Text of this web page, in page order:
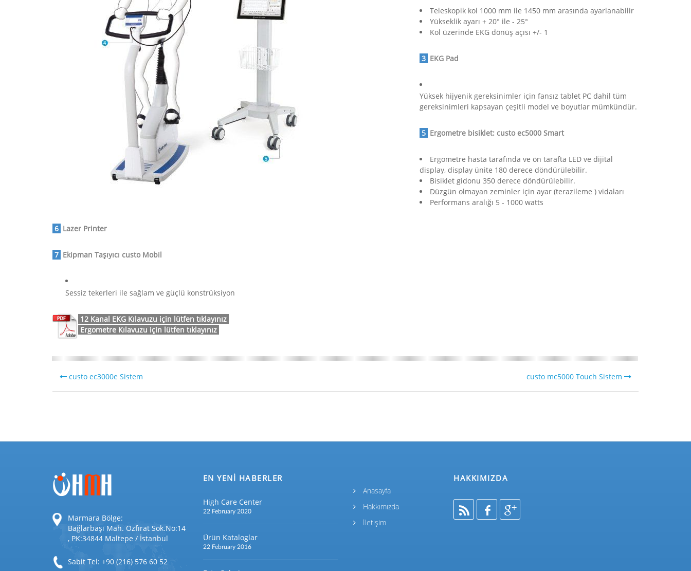
Teleskopik kol 1000 mm ile 1450 mm arasında ayarlanabilir
Yükseklik ayarı + 20° ile - 25°
Kol üzerinde EKG dönüş açısı +/- 1
3 EKG Pad
Yüksek hijyenik gereksinimler için fansız tablet PC dahil tüm
gereksinimleri kapsayan çeşitli model ve boyutlar mümkündür.
5 Ergometre bisiklet: custo ec5000 Smart
Ergometre hasta tarafında ve ön tarafta LED ve dijital
display, display ünite 180 derece döndürülebilir.
Bisiklet gidonu 350 derece döndürülebilir.
Düzgün olmayan zeminler için ayar (terazileme ) vidaları
​Performans aralığı 5 - 1000 watts
6 Lazer Printer
7 Ekipman Taşıyıcı custo Mobil
Sessiz tekerleri ile sağlam ve güçlü konstrüksiyon
12 Kanal EKG Kılavuzu için lütfen tıklayınız
Ergometre Kılavuzu için lütfen tıklayınız
custo ec3000e Sistem custo mc5000 Touch Sistem
Marmara Bölge:
Bağlarbaşı Mah. Özfırat Sok.No:14
, PK:34844 Maltepe / İstanbul
Sabit Tel: +90 (216) 576 60 52
EN YENİ HABERLER
High Care Center
22 February 2020
Ürün Kataloglar
22 February 2016
Anasayfa
Hakkımızda
İletişim
HAKKIMIZDA